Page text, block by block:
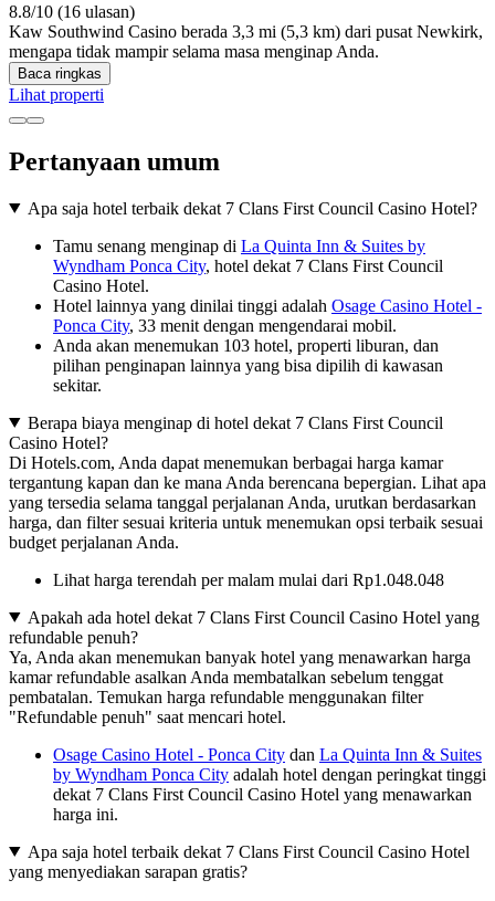
8.8/10 (16 ulasan)
Kaw Southwind Casino berada 3,3 mi (5,3 km) dari pusat Newkirk,
mengapa tidak mampir selama masa menginap Anda.
Baca ringkas
Lihat properti
Pertanyaan umum
Apa saja hotel terbaik dekat 7 Clans First Council Casino Hotel?
Tamu senang menginap di La Quinta Inn & Suites by
Wyndham Ponca City, hotel dekat 7 Clans First Council
Casino Hotel.
Hotel lainnya yang dinilai tinggi adalah Osage Casino Hotel -
Ponca City, 33 menit dengan mengendarai mobil.
Anda akan menemukan 103 hotel, properti liburan, dan
pilihan penginapan lainnya yang bisa dipilih di kawasan
sekitar.
Berapa biaya menginap di hotel dekat 7 Clans First Council
Casino Hotel?
Di Hotels.com, Anda dapat menemukan berbagai harga kamar
tergantung kapan dan ke mana Anda berencana bepergian. Lihat apa
yang tersedia selama tanggal perjalanan Anda, urutkan berdasarkan
harga, dan filter sesuai kriteria untuk menemukan opsi terbaik sesuai
budget perjalanan Anda.
Lihat harga terendah per malam mulai dari Rp1.048.048
Apakah ada hotel dekat 7 Clans First Council Casino Hotel yang
refundable penuh?
Ya, Anda akan menemukan banyak hotel yang menawarkan harga
kamar refundable asalkan Anda membatalkan sebelum tenggat
pembatalan. Temukan harga refundable menggunakan filter
"Refundable penuh" saat mencari hotel.
Osage Casino Hotel - Ponca City dan La Quinta Inn & Suites
by Wyndham Ponca City adalah hotel dengan peringkat tinggi
dekat 7 Clans First Council Casino Hotel yang menawarkan
harga ini.
Apa saja hotel terbaik dekat 7 Clans First Council Casino Hotel
yang menyediakan sarapan gratis?